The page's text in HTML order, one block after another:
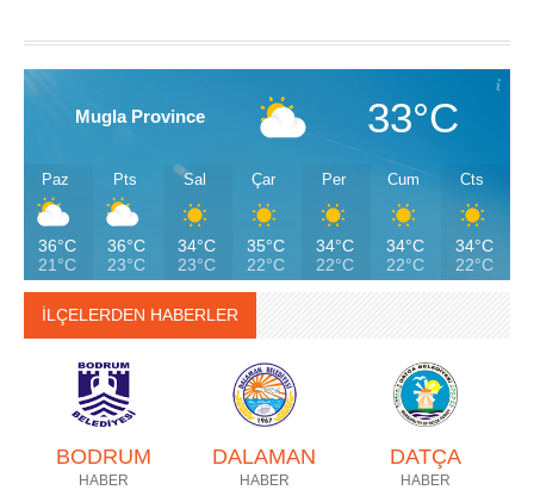
Mugla Province 33°C
Paz
36°C
21°C
Pts
36°C
23°C
Sal
34°C
23°C
Çar
35°C
22°C
Per
34°C
22°C
Cum
34°C
22°C
Cts
34°C
22°C
İLÇELERDEN HABERLER
BODRUM
HABER
DALAMAN
HABER
DATÇA
HABER